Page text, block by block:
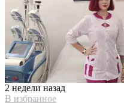
2 недели назад
В избранное